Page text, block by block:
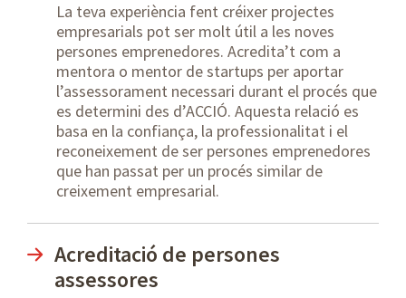
La teva experiència fent créixer projectes
empresarials pot ser molt útil a les noves
persones emprenedores. Acredita’t com a
mentora o mentor de startups per aportar
l’assessorament necessari durant el procés que
es determini des d’ACCIÓ. Aquesta relació es
basa en la confiança, la professionalitat i el
reconeixement de ser persones emprenedores
que han passat per un procés similar de
creixement empresarial.
Acreditació de persones
assessores